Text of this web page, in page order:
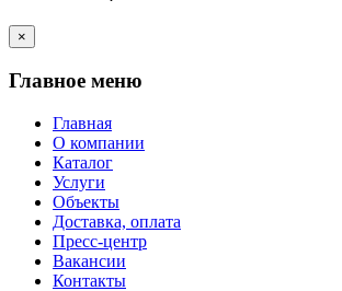
×
Главное меню
Главная
О компании
Каталог
Услуги
Объекты
Доставка, оплата
Пресс-центр
Вакансии
Контакты